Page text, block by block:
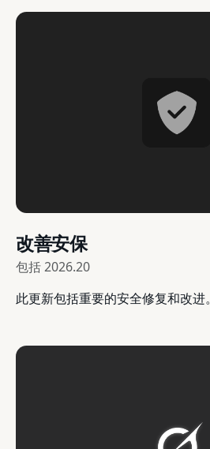
改善安保
包括2026.20
此更新包括重要的安全修复和改进。